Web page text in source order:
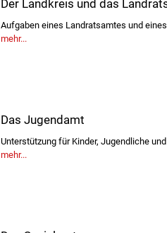
Der Landkreis und das
Aufgaben eines Landratsamtes und
mehr...
Das Jugendamt
Unterstützung für Kinder, Jugendliche
mehr...